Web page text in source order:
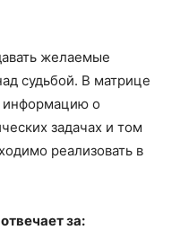
желаемые
судьбой. В матрице
информацию о
задачах и том
реализовать в
за: